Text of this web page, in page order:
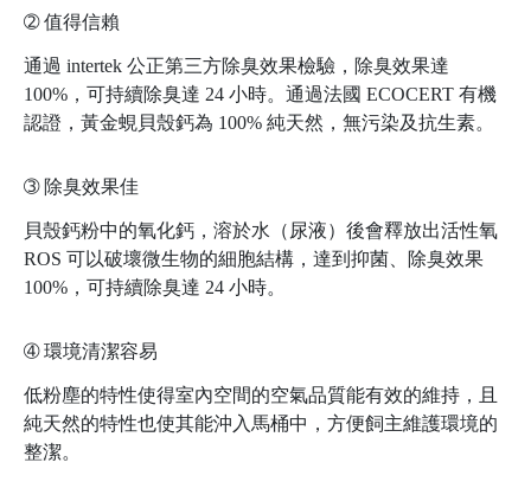
➁值得信賴
通過 intertek 公正第三方除臭效果檢驗，除臭效果達
100%，可持續除臭達 24 小時。通過法國 ECOCERT 有機
認證，黃金蜆貝殼鈣為 100% 純天然，無污染及抗生素。
➂ 除臭效果佳
貝殼鈣粉中的氧化鈣，溶於水（尿液）後會釋放出活性氧
ROS 可以破壞微生物的細胞結構，達到抑菌、除臭效果
100%，可持續除臭達 24 小時。
➃環境清潔容易
低粉塵的特性使得室內空間的空氣品質能有效的維持，且
純天然的特性也使其能沖入馬桶中，方便飼主維護環境的
整潔。